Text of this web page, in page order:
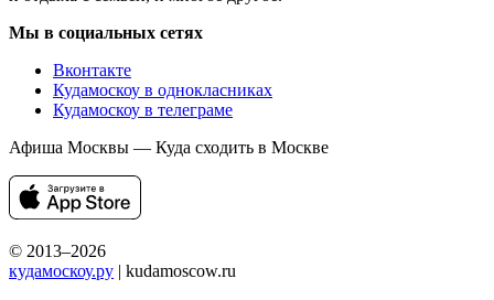
Мы в социальных сетях
Вконтакте
Кудамоскоу в однокласниках
Кудамоскоу в телеграме
Афиша Москвы — Куда сходить в Москве
© 2013–2026
кудамоскоу.ру | kudamoscow.ru